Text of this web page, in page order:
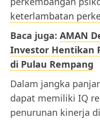
keterlambatan
Baca juga: AMAN
Investor Hentikan
di Pulau Rempang
Dalam jangka
dapat memiliki IQ
penurunan kinerja